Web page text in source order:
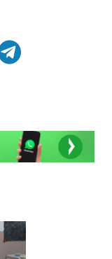
vial en Valle
afirmó que "no